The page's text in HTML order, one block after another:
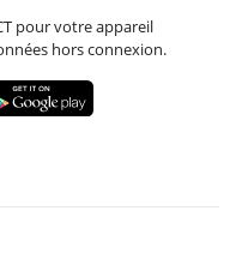
pour votre appareil
hors connexion.